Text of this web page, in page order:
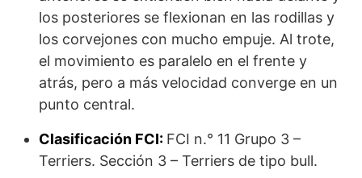
los posteriores se flexionan en las rodillas y
los corvejones con mucho empuje. Al trote,
el movimiento es paralelo en el frente y
atrás, pero a más velocidad converge en un
punto central.
Clasificación FCI: FCI n.° 11 Grupo 3 –
Terriers. Sección 3 – Terriers de tipo bull.